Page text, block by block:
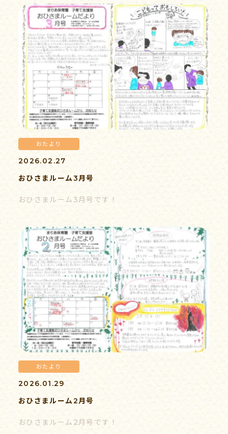
おたより
2026.02.27
おひさまルーム3月号
おひさまルーム3月号です！
おたより
2026.01.29
おひさまルーム2月号
おひさまルーム2月号です！